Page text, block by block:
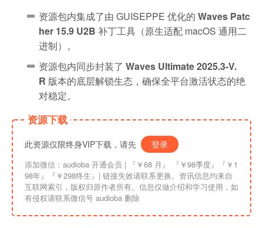
资源包内集成了由 GUISEPPE 优化的 Waves Patc
her 15.9 U2B 补丁工具（原生适配 macOS 通用二
进制）。
资源包内同步封装了 Waves Ultimate 2025.3-V.
R 版本的底层解锁生态，确保全平台激活状态的绝
对稳定。
资源下载
此资源仅限终身VIP下载，请先 登录
添加微信：audioba 开通会员 | 『￥68 月』 『￥98季度』『￥1
98年』『￥298终生』| 链接失效请联系更换。资讯信息均来自
互联网索引，版权归原作者所有。信息仅做介绍和学习使用，如
有侵权请联系微信号 audioba 删除